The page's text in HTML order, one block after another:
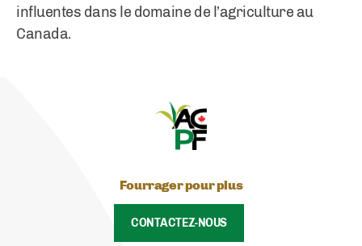
influentes dans le domaine de l’agriculture au
Canada.
Fourrager pour plus
CONTACTEZ-NOUS